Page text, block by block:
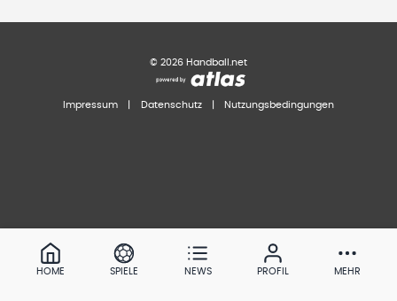
© 2026 Handball.net
Impressum Datenschutz Nutzungsbedingungen
HOME SPIELE NEWS PROFIL MEHR